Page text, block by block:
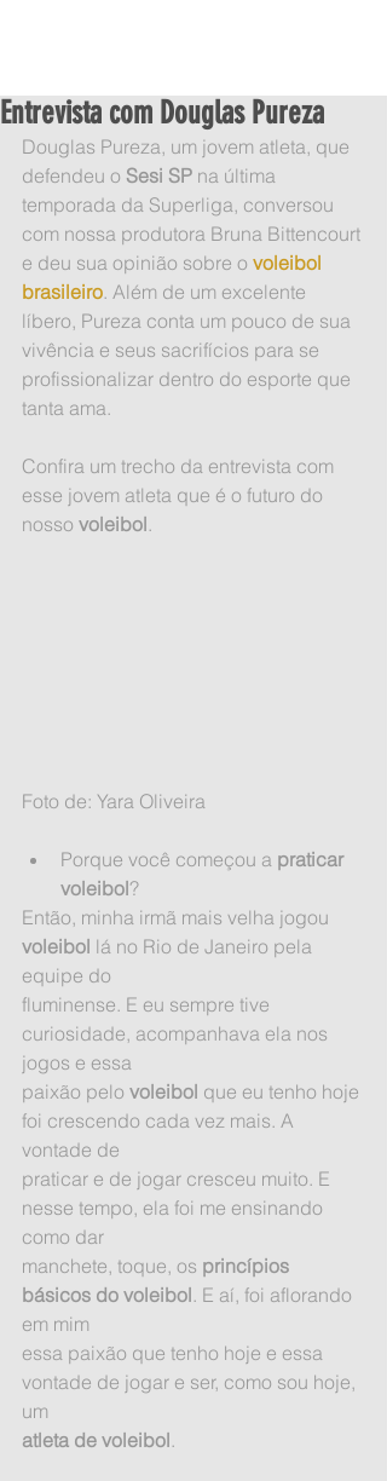
Entrevista com Douglas Pureza
Douglas Pureza, um jovem atleta, que
defendeu o Sesi SP na última
temporada da Superliga, conversou
com nossa produtora Bruna Bittencourt
e deu sua opinião sobre o voleibol
brasileiro. Além de um excelente
líbero, Pureza conta um pouco de sua
vivência e seus sacrifícios para se
profissionalizar dentro do esporte que
tanta ama.
Confira um trecho da entrevista com
esse jovem atleta que é o futuro do
nosso voleibol.
Foto de: Yara Oliveira
Porque você começou a praticar
voleibol?
Então, minha irmã mais velha jogou
voleibol lá no Rio de Janeiro pela
equipe do
fluminense. E eu sempre tive
curiosidade, acompanhava ela nos
jogos e essa
paixão pelo voleibol que eu tenho hoje
foi crescendo cada vez mais. A
vontade de
praticar e de jogar cresceu muito. E
nesse tempo, ela foi me ensinando
como dar
manchete, toque, os princípios
básicos do voleibol. E aí, foi aflorando
em mim
essa paixão que tenho hoje e essa
vontade de jogar e ser, como sou hoje,
um
atleta de voleibol.